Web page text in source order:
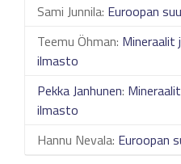
Sami Junnila: Euroopan
Teemu Öhman: Mineraalit
ilmasto
Pekka Janhunen:
ilmasto
Hannu Nevala: Euroopan